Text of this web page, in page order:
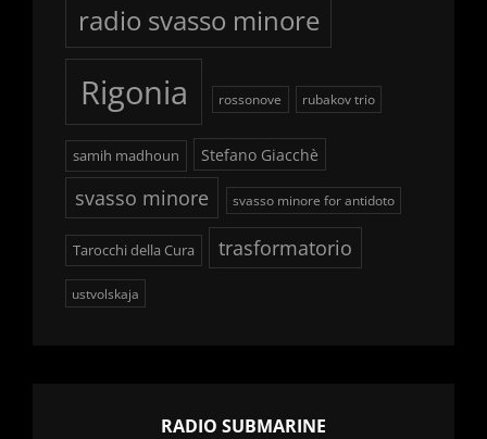
radio svasso minore
Rigonia rossonove rubakov trio
samih madhoun Stefano Giacchè
svasso minore svasso minore for antidoto
Tarocchi della Cura trasformatorio
ustvolskaja
RADIO SUBMARINE